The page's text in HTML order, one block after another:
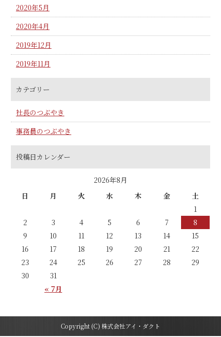
2020年5月
2020年4月
2019年12月
2019年11月
カテゴリー
社長のつぶやき
事務員のつぶやき
投稿日カレンダー
2026年8月
日
月 火 水 木 金 土
« 7月
1
2
3 4 5 6 7
8
9
10 11 12 13 14
15
16
17 18 19 20 21
22
23
24 25 26 27 28
29
30
31
Copyright (C) 株式会社アイ・ダクト